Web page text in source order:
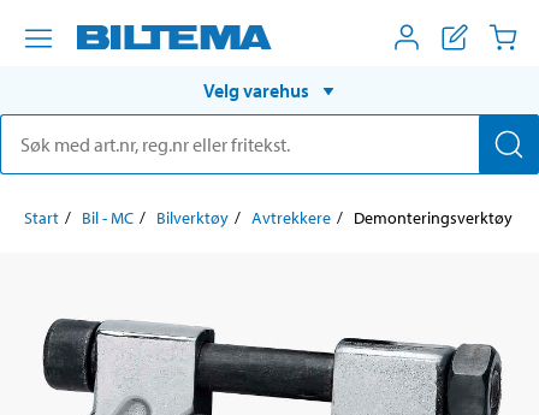
Velg varehus
Start Bil - MC Bilverktøy Avtrekkere Demonteringsverktøy